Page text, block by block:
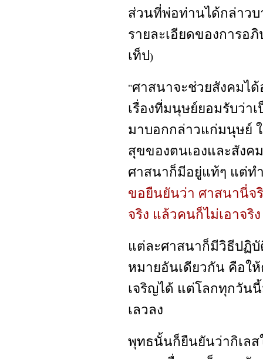
ส่วนที่พ่อท่านได้กล่าว
รายละเอียดของการอ
เท็ป)
"ศาสนาจะช่วยสังคมไ
เรื่องที่มนุษย์ยอมรับว่า
มาบอกกล่าวแก่มนุษย์
สุขของตนเองและสังค
ศาสนาก็มีอยู่แท้ๆ แต่ท
ขอยืนยันว่า ศาสนานี่จ
จริง แล้วคนก็ไม่เอาจริ
แต่ละศาสนาก็มีวิธีปฏิ
หมายอันเดียวกัน คือใ
เจริญได้ แต่โลกทุกวัน
เลวลง
พุทธนั้นก็ยืนยันว่ากิเล